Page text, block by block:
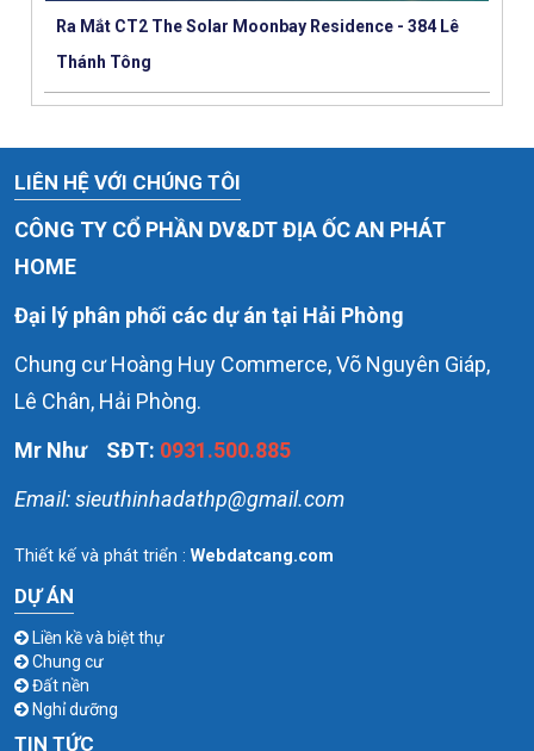
Ra Mắt CT2 The Solar Moonbay Residence - 384 Lê
Thánh Tông
LIÊN HỆ VỚI CHÚNG TÔI
CÔNG TY CỔ PHẦN DV&DT ĐỊA ỐC AN PHÁT
HOME
Đại lý phân phối các dự án tại Hải Phòng
Chung cư Hoàng Huy Commerce, Võ Nguyên Giáp,
Lê Chân, Hải Phòng.
Mr Như SĐT: 0931.500.885
Email: sieuthinhadathp@gmail.com
DỰ ÁN
Liền kề và biệt thự
Chung cư
Đất nền
Nghỉ dưỡng
TIN TỨC